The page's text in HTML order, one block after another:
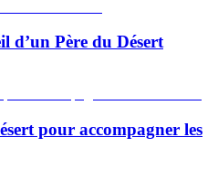
d’un Père du Désert
pour accompagner les